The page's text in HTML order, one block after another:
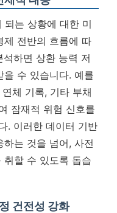
되는 상황에 대한 미
제 전반의 흐름에 따
하면 상환 능력 저
수 있습니다. 예를
체 기록, 기타 부채
잠재적 위험 신호를
. 이러한 데이터 기반
는 것을 넘어, 사전
취할 수 있도록 돕습
건전성 강화